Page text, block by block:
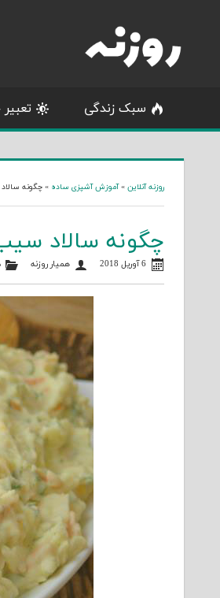
content
سبک زندگی
روزنه آنلاین »آموزش آشپزی ساده »چگونه
چگونه سالاد
6 آوریل 2018 همیار روزنه